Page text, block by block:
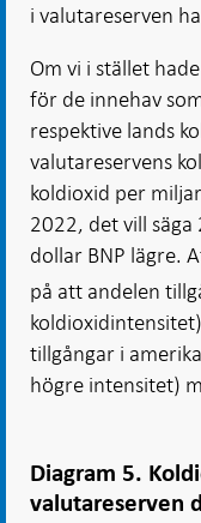
i valutareserven
Om vi i stället
för de innehav
respektive lands
valutareservens
koldioxid per
2022, det vill
dollar BNP lägre.
på att andelen
tillgångar i
högre intensitet)
Diagram 5.
valutareserven